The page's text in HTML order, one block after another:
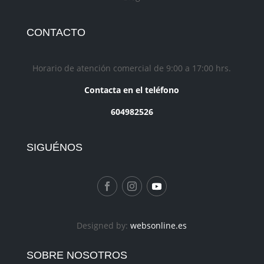
CONTACTO
Horario de atención comercial de 9:00 a 17:00 hrs.
Contacta en el teléfono
604982526
SIGUÉNOS
Designed by:websonline.es
SOBRE NOSOTROS